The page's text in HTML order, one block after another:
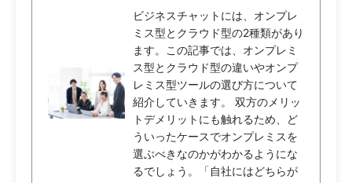
ビジネスチャットには、オンプレ
ミス型とクラウド型の2種類があり
ます。この記事では、オンプレミ
ス型とクラウド型の違いやオンプ
レミス型ツールの選び方について
紹介していきます。 双方のメリッ
トデメリットにも触れるため、ど
ういったケースでオンプレミスを
選ぶべきなのかがわかるようにな
るでしょう。「自社にはどちらが